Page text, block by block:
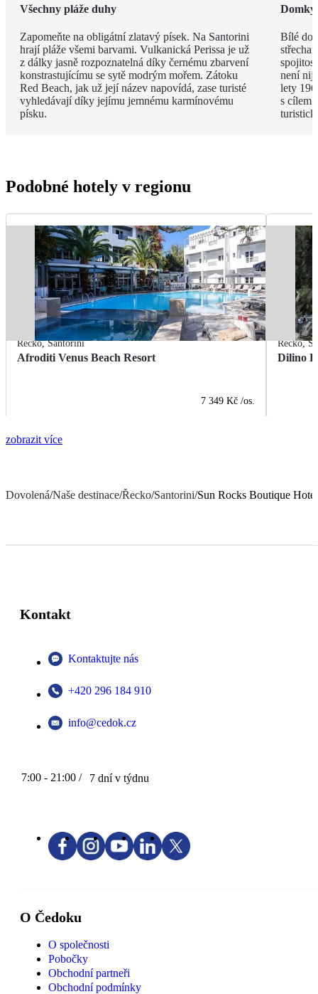
Všechny pláže duhy
Zapomeňte na obligátní zlatavý písek. Na Santorini
hrají pláže všemi barvami. Vulkanická Perissa je už
z dálky jasně rozpoznatelná díky černému zbarvení
konstrastujícímu se sytě modrým mořem. Zátoku
Red Beach, jak už její název napovídá, zase turisté
vyhledávají díky jejímu jemnému karmínovému
písku.
Domky
Bílé
není
lety
s cílem
Podobné hotely v regionu
Řecko,Santorini
Afroditi Venus Beach Resort
7 349 Kč /os.
Řecko,
Dilino
zobrazit více
Dovolená/Naše destinace/Řecko/Santorini/Sun Rocks Boutique Hotel
Kontakt
Kontaktujte nás
+420 296 184 910
info@cedok.cz
7:00 - 21:00 / 7 dní v týdnu
O Čedoku
O společnosti
Pobočky
Obchodní partneři
Obchodní podmínky